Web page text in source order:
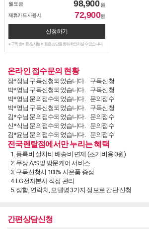
월 요금 98,900 원
제휴카드 사용시
72,900원
신청하기
※ 구독 총비용/일시불 비용은 상담을 통해 확인하실 수 있습니다.
온라인 접수문의 현황
장*정님 구독신청되었습니다.구독신청
박*영님 구독신청되었습니다.구독신청
박*영님 문의접수되었습니다.문의접수
박*영님 구독신청되었습니다.구독신청
김*수님 문의접수되었습니다.문의접수
신*식님 문의접수되었습니다.문의접수
김*윤님 문의접수되었습니다.문의접수
최*용님 문의접수되었습니다. 문의접수
김*홍님 문의접수되었습니다.문의접수
이*범님 구독신청되었습니다.구독신청
이*범님 구독신청되었습니다.구독신청
이*범님 문의접수되었습니다.
송*주님 문의접수되었습니다. 문의접수
양*석님 구독신청되었습니다.
손*옥님 구독신청되었습니다.
전국렌탈점에서만 누리는 혜택
등록비 설치비 배송비 면제 (초기비용 0원)
무상 A/S및 방문케어 서비스
구독신청시 100% 사은품 증정
LG전자본사 직접 관리
성함, 연락처, 모델명 3가지 정보로 간단 신청
간편상담신청